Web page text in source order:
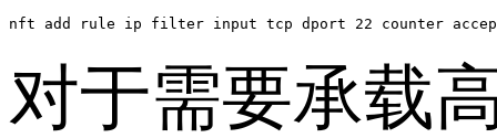
nft add rule ip filter input tcp dport 22 counter
对于需要承载